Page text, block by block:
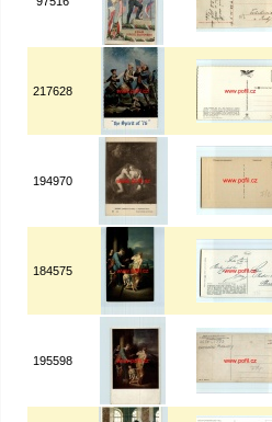
217628
194970
184575
195598